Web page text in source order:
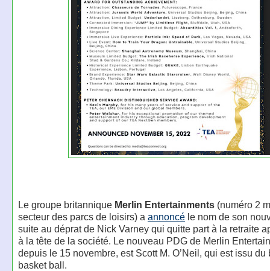
Le groupe britannique Merlin Entertainments(numéro 2
secteur des parcs de loisirs) a annoncéle nom de son
suite au déprat de Nick Varney qui quitte part à la retraite
à la tête de la société. Le nouveau PDG de Merlin
depuis le 15 novembre, est Scott M. O’Neil, qui est issu du
basket ball.